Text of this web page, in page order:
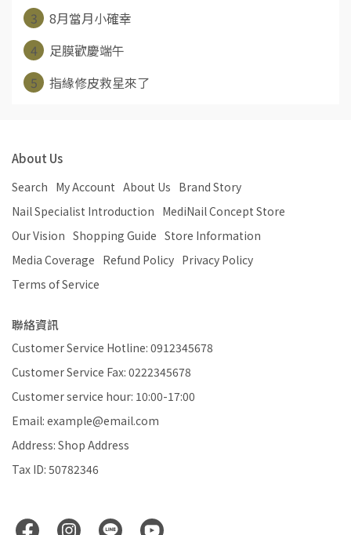
3
8月當月小確幸
4
足膜歡慶端午
5
指緣修皮救星來了
About Us
Search My Account About Us Brand Story
Nail Specialist Introduction MediNail Concept Store
Our Vision Shopping Guide Store Information
Media Coverage Refund Policy Privacy Policy
Terms of Service
聯絡資訊
Customer Service Hotline: 0912345678
Customer Service Fax: 0222345678
Customer service hour: 10:00-17:00
Email: example@email.com
Address: Shop Address
Tax ID: 50782346